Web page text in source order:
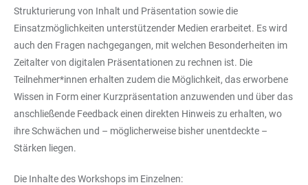
Strukturierung von Inhalt und Präsentation sowie die
Einsatzmöglichkeiten unterstützender Medien erarbeitet. Es wird
auch den Fragen nachgegangen, mit welchen Besonderheiten im
Zeitalter von digitalen Präsentationen zu rechnen ist. Die
Teilnehmer*innen erhalten zudem die Möglichkeit, das erworbene
Wissen in Form einer Kurzpräsentation anzuwenden und über das
anschließende Feedback einen direkten Hinweis zu erhalten, wo
ihre Schwächen und – möglicherweise bisher unentdeckte –
Stärken liegen.
Die Inhalte des Workshops im Einzelnen: